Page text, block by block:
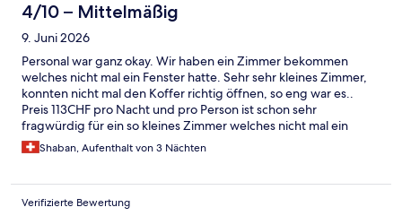
4/10 – Mittelmäßig
9. Juni 2026
Personal war ganz okay. Wir haben ein Zimmer bekommen
welches nicht mal ein Fenster hatte. Sehr sehr kleines Zimmer,
konnten nicht mal den Koffer richtig öffnen, so eng war es..
Preis 113CHF pro Nacht und pro Person ist schon sehr
fragwürdig für ein so kleines Zimmer welches nicht mal ein
Fenster hat. Ich habe mich in dem Zimmer richtig unwohl
gefühlt leider..
Shaban, Aufenthalt von 3 Nächten
Verifizierte Bewertung